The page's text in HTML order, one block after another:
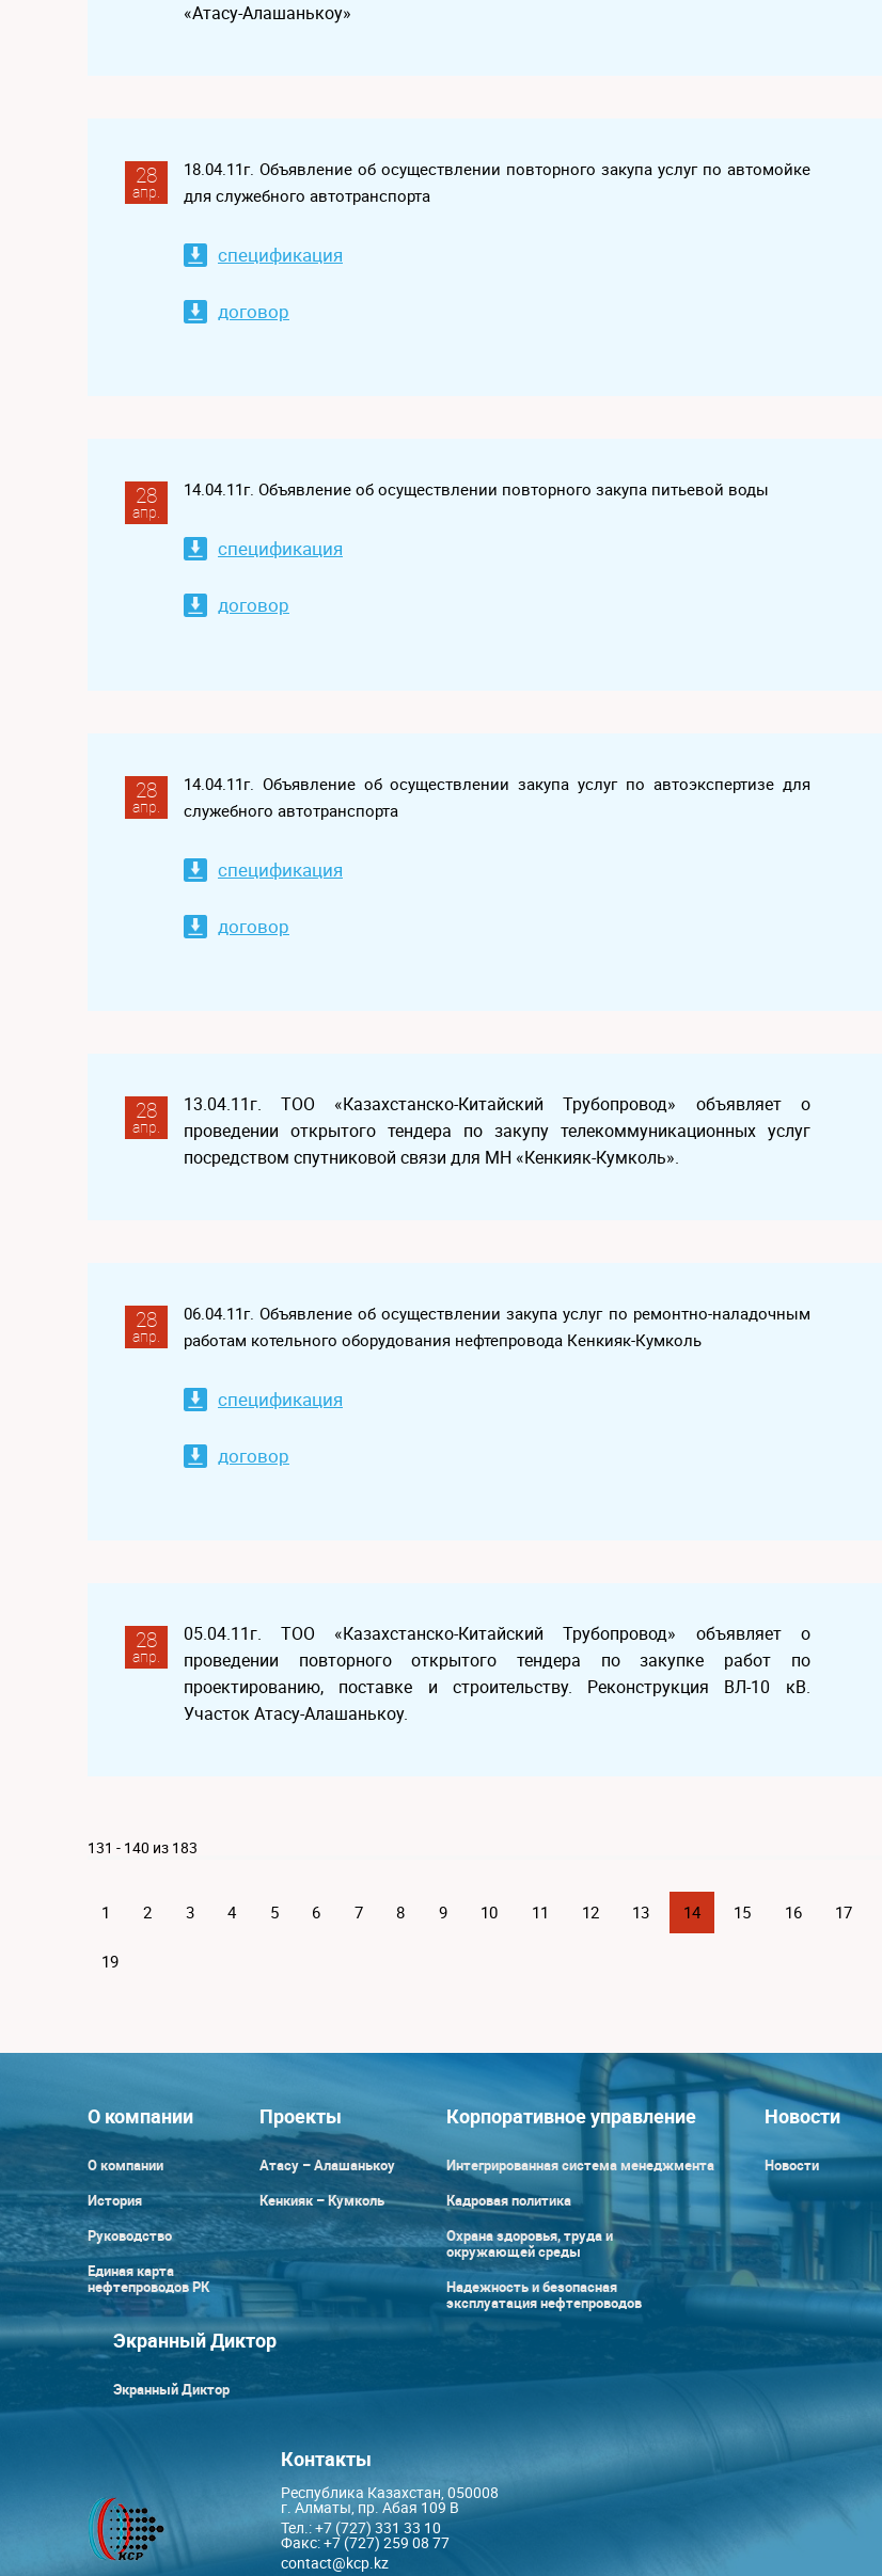
«Атасу-Алашанькоу»
28
апр.
18.04.11г. Объявление об осуществлении повторного закупа услуг по автомойке
для служебного автотранспорта
спецификация
договор
28
апр.
14.04.11г. Объявление об осуществлении повторного закупа питьевой воды
спецификация
договор
28
апр.
14.04.11г. Объявление об осуществлении закупа услуг по автоэкспертизе для
служебного автотранспорта
спецификация
договор
28
апр.
13.04.11г. ТОО «Казахстанско-Китайский Трубопровод» объявляет о
проведении открытого тендера по закупу телекоммуникационных услуг
посредством спутниковой связи для МН «Кенкияк-Кумколь».
28
апр.
06.04.11г. Объявление об осуществлении закупа услуг по ремонтно-наладочным
работам котельного оборудования нефтепровода Кенкияк-Кумколь
спецификация
договор
28
апр.
05.04.11г. ТОО «Казахстанско-Китайский Трубопровод» объявляет о
проведении повторного открытого тендера по закупке работ по
проектированию, поставке и строительству. Реконструкция ВЛ-10 кВ.
Участок Атасу-Алашанькоу.
131 - 140 из 183
1 2 3 4 5 6 7 8 9 10 11 12 13 14 15 16 17
19
О компании
О компании
История
Руководство
Единая карта
нефтепроводов РК
Проекты
Атасу – Алашанькоу
Кенкияк – Кумколь
Корпоративное управление
Интегрированная система менеджмента
Кадровая политика
Охрана здоровья, труда и
окружающей среды
Надежность и безопасная
эксплуатация нефтепроводов
Новости
Новости
Экранный Диктор
Экранный Диктор
Контакты
Республика Казахстан, 050008
г. Алматы, пр. Абая 109 В
Тел.: +7 (727) 331 33 10
Факс: +7 (727) 259 08 77
contact@kcp.kz